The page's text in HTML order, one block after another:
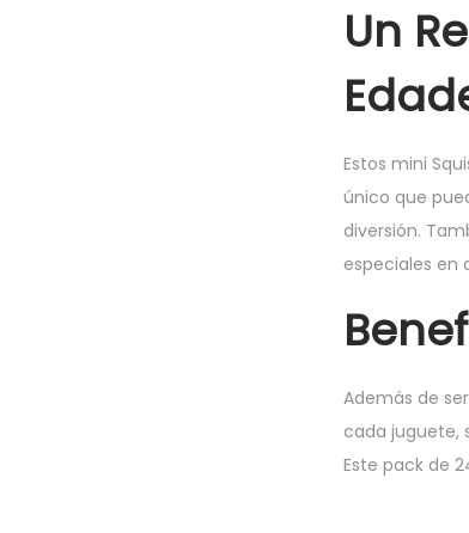
Un
Estos mini
único que
diversión.
especiales en
Además de
cada juguete,
Este pack de